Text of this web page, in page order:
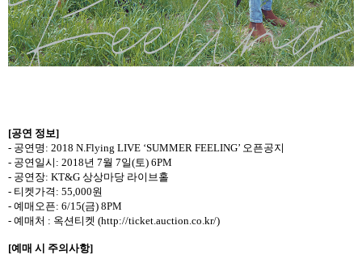
[공연 정보]
- 공연명 : 2018 N.Flying LIVE ‘SUMMER FEELING’ 오픈공지
- 공연일시 : 2018년 7월 7일(토) 6PM
- 공연장: KT&G 상상마당 라이브홀
- 티켓가격 : 55,000원
- 예매오픈: 6/15(금) 8PM
- 예매처 : 옥션티켓 (http://ticket.auction.co.kr/)
[예매 시 주의사항]